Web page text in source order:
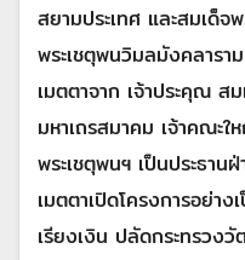
สยามประเทศ และสมเด็
พระเชตุพนวิมลมังคลารา
เมตตาจาก เจ้าประคุณ ส
มหาเถรสมาคม เจ้าคณะใ
พระเชตุพนฯ เป็นประธา
เมตตาเปิดโครงการอย่า
เรียงเงิน ปลัดกระทรวงวั